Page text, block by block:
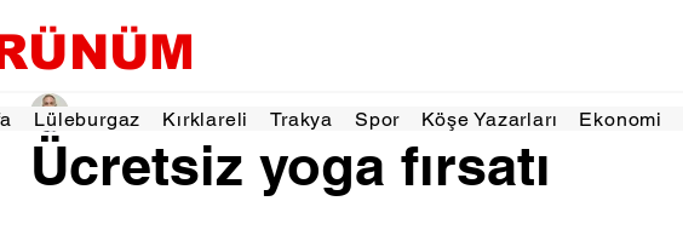
Lüleburgaz Kırklareli Trakya Spor Köşe Yazarları Ekonomi
Ücretsiz yoga fırsatı
Hamza Dalgıç 18 Haz 20251 dakikada okunur